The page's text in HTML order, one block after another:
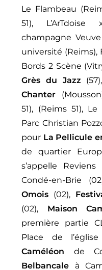
Le Flambeau
51), L’ArTdoise
champagne Veuve
université (Reims),
Bords 2 Scène
Grès du Jazz
Chanter
51), (Reims 51),
Parc Christian
pour La Pellicule
de quartier
s’appelle
Condé-en-Brie
Omois (02),
(02), Maison
première partie
Place de
Caméléon de
Belbancale à